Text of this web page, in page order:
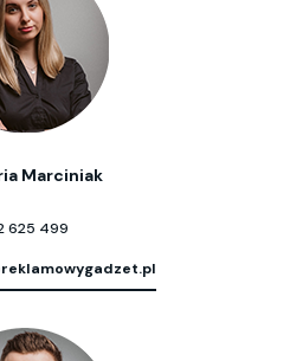
Marciniak
625 499